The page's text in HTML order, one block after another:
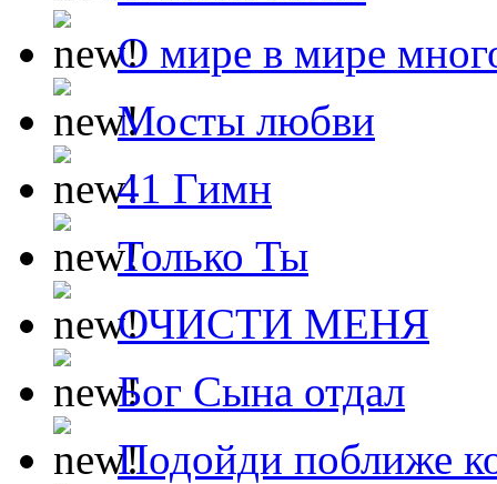
О мире в мире
Мосты любви
41 Гимн
Только Ты
ОЧИСТИ МЕНЯ
Бог Сына отдал
Подойди поближе